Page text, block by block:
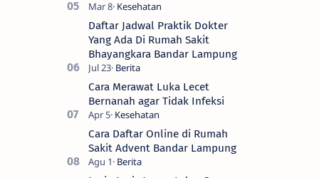
Daftar Jadwal Praktik Dokter
Yang Ada Di Rumah Sakit
Bhayangkara Bandar Lampung
Cara Merawat Luka Lecet
Bernanah agar Tidak Infeksi
Cara Daftar Online di Rumah
Sakit Advent Bandar Lampung